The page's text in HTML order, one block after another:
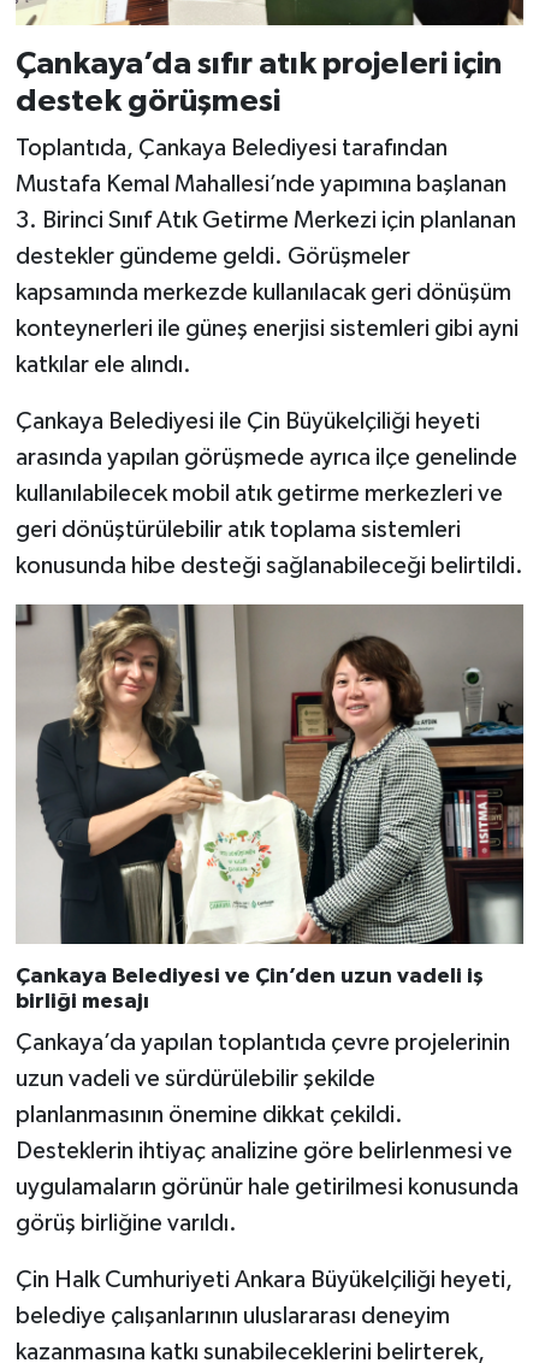
Çankaya’da sıfır atık projeleri için
destek görüşmesi
Toplantıda, Çankaya Belediyesi tarafından
Mustafa Kemal Mahallesi’nde yapımına başlanan
3. Birinci Sınıf Atık Getirme Merkezi için planlanan
destekler gündeme geldi. Görüşmeler
kapsamında merkezde kullanılacak geri dönüşüm
konteynerleri ile güneş enerjisi sistemleri gibi ayni
katkılar ele alındı.
Çankaya Belediyesi ile Çin Büyükelçiliği heyeti
arasında yapılan görüşmede ayrıca ilçe genelinde
kullanılabilecek mobil atık getirme merkezleri ve
geri dönüştürülebilir atık toplama sistemleri
konusunda hibe desteği sağlanabileceği belirtildi.
Çankaya Belediyesi ve Çin’den uzun vadeli iş
birliği mesajı
Çankaya’da yapılan toplantıda çevre projelerinin
uzun vadeli ve sürdürülebilir şekilde
planlanmasının önemine dikkat çekildi.
Desteklerin ihtiyaç analizine göre belirlenmesi ve
uygulamaların görünür hale getirilmesi konusunda
görüş birliğine varıldı.
Çin Halk Cumhuriyeti Ankara Büyükelçiliği heyeti,
belediye çalışanlarının uluslararası deneyim
kazanmasına katkı sunabileceklerini belirterek,